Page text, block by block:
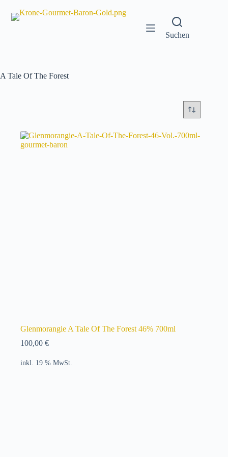
Inhalt
springen
Suchen
A Tale Of The Forest
Glenmorangie A Tale Of The Forest 46% 700ml
100,00 €
inkl. 19 % MwSt.